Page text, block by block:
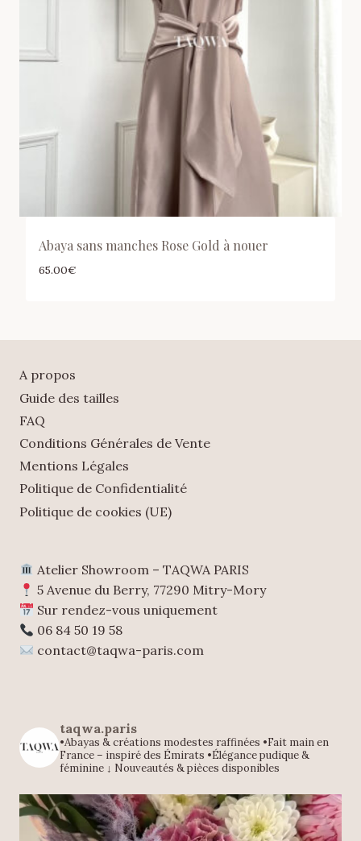
Abaya sans manches Rose Gold à nouer
65.00€
A propos
Guide des tailles
FAQ
Conditions Générales de Vente
Mentions Légales
Politique de Confidentialité
Politique de cookies (UE)
Atelier Showroom – TAQWA PARIS
5 Avenue du Berry, 77290 Mitry-Mory
Sur rendez-vous uniquement
06 84 50 19 58
contact@taqwa-paris.com
taqwa.paris
•Abayas & créations modestes raffinées •Fait main en
France – inspiré des Émirats •Élégance pudique &
féminine ↓ Nouveautés & pièces disponibles